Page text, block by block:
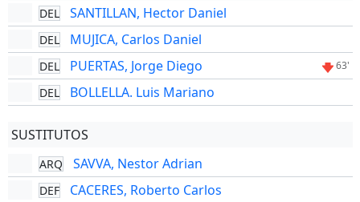
DEL SANTILLAN, Hector Daniel
DEL MUJICA, Carlos Daniel
DEL PUERTAS, Jorge Diego 63'
DEL BOLLELLA. Luis Mariano
SUSTITUTOS
ARQ SAVVA, Nestor Adrian
DEF CACERES, Roberto Carlos